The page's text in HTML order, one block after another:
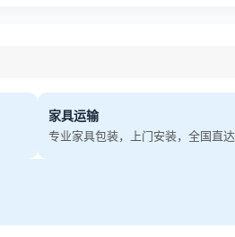
家具运输
专业家具包装，上门安装，全国直达